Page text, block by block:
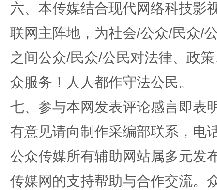
“蜀中异人”王建安的艺术幻境
六、本传媒结合现代网络科技影
联网主阵地，为社会/公众/民众/
之间公众/民众/公民对法律、政
众服务！人人都作守法公民。
七、参与本网发表评论感言即表
有意见请向制作采编部联系，电
公众传媒所有辅助网站属多元发
传媒网的支持帮助与合作交流。